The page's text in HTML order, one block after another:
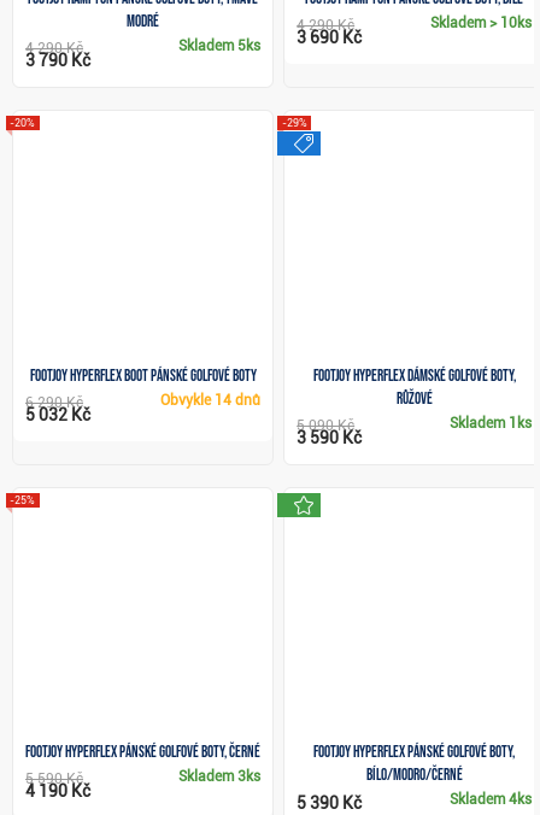
modré
Skladem 5ks
4 290 Kč
3 790 Kč
Skladem> 10ks
4 290 Kč
3 690 Kč
FootJoy HyperFlex Boot pánské golfové boty
-20%
Obvykle 14 dnů
6 290 Kč
5 032 Kč
FootJoy HyperFlex dámské golfové boty,
růžové
-29%
Skladem 1ks
5 090 Kč
3 590 Kč
FootJoy HyperFlex pánské golfové boty, černé
-25%
Skladem3ks
5 590 Kč
4 190 Kč
FootJoy HyperFlex pánské golfové boty,
bílo/modro/černé
Skladem4ks
5 390 Kč